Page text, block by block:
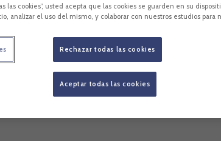
las cookies”, usted acepta que las cookies se guarden en su
analizar el uso del mismo, y colaborar con nuestros estudios para
Rechazar todas las cookies
Aceptar todas las cookies